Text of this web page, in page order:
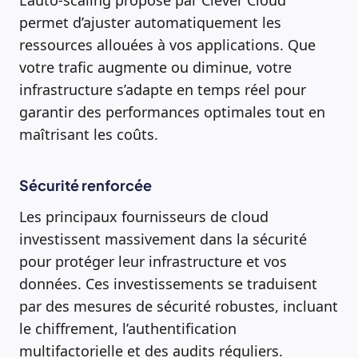
permet d’ajuster automatiquement les
ressources allouées à vos applications. Que
votre trafic augmente ou diminue, votre
infrastructure s’adapte en temps réel pour
garantir des performances optimales tout en
maîtrisant les coûts.
Sécurité renforcée
Les principaux fournisseurs de cloud
investissent massivement dans la sécurité
pour protéger leur infrastructure et vos
données. Ces investissements se traduisent
par des mesures de sécurité robustes, incluant
le chiffrement, l’authentification
multifactorielle et des audits réguliers.